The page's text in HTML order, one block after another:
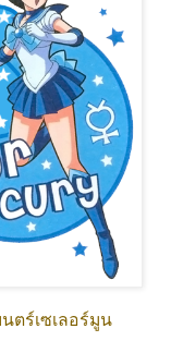
ตร์เซเลอร์มูน